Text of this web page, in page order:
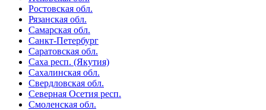
Ростовская обл.
Рязанская обл.
Самарская обл.
Санкт-Петербург
Саратовская обл.
Саха респ. (Якутия)
Сахалинская обл.
Свердловская обл.
Северная Осетия респ.
Смоленская обл.